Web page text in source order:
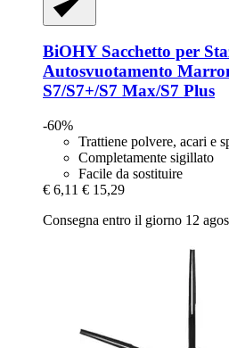
BiOHYSacchetto per
Autosvuotamento
S7/S7+/S7 Max/S7 Plus
-60%
Trattiene polvere, acari e
Completamente sigillato
Facile da sostituire
€ 6,11 € 15,29
Consegna entro il giorno 12